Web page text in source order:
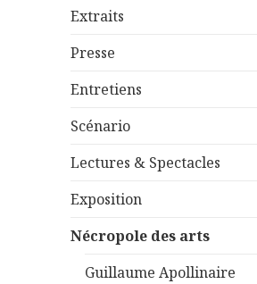
Extraits
Presse
Entretiens
Scénario
Lectures & Spectacles
Exposition
Nécropole des arts
Guillaume Apollinaire